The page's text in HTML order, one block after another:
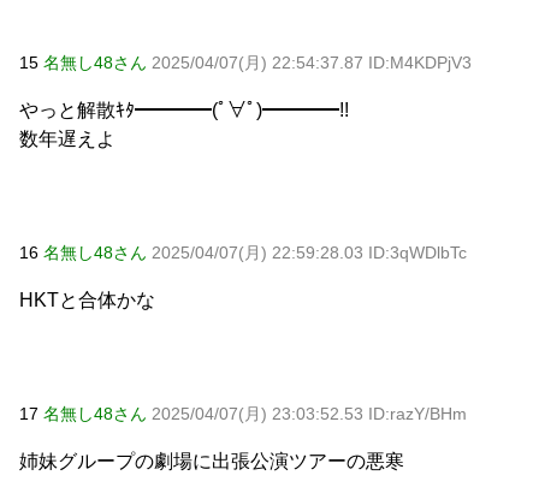
15 名無し48さん 2025/04/07(月) 22:54:37.87 ID:M4KDPjV3
やっと解散ｷﾀ━━━━(ﾟ∀ﾟ)━━━━!!
数年遅えよ
16 名無し48さん 2025/04/07(月) 22:59:28.03 ID:3qWDlbTc
HKTと合体かな
17 名無し48さん 2025/04/07(月) 23:03:52.53 ID:razY/BHm
姉妹グループの劇場に出張公演ツアーの悪寒